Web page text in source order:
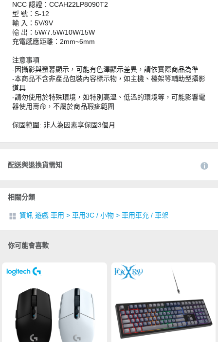
NCC 認證：CCAH22LP8090T2
型 號：S-12
輸 入：5V/9V
輸 出：5W/7.5W/10W/15W
充電感應距離：2mm~6mm
注意事項
-因攝影與螢幕顯示，可能有色澤顯示差異，請依實際商品為準
-本商品不含非產品包裝內容標示物，如主機、檯架等輔助型攝影
道具
-請勿使用於特殊環境，如特別高溫、低溫的環境等，可能影響電
器使用壽命，不屬於商品瑕疵範圍
保固範圍: 非人為因素享保固3個月
配送與退換貨需知
相關分類
資訊 遊戲 車用 > 車用3C / 小物 > 車用車充 / 車架
你可能會喜歡